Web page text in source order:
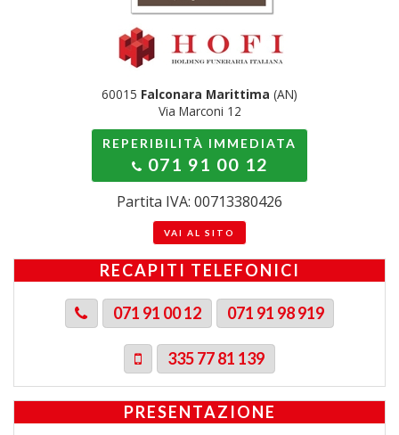
60015 Falconara Marittima (AN)
Via Marconi 12
REPERIBILITÀ IMMEDIATA
071 91 00 12
Partita IVA: 00713380426
VAI AL SITO
RECAPITI TELEFONICI
071 91 00 12 071 91 98 919
335 77 81 139
PRESENTAZIONE